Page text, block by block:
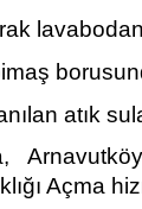
atık
Açma